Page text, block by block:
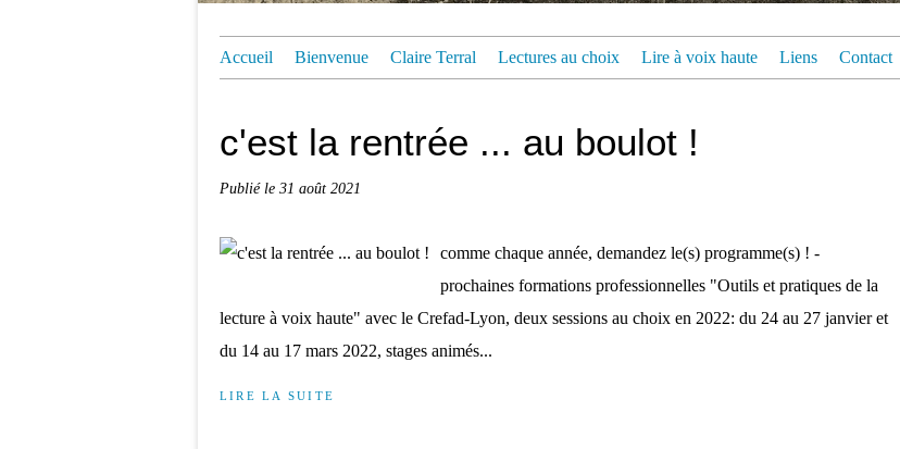
Accueil Bienvenue Claire Terral Lectures au choix Lire à voix haute Liens Contact
c'est la rentrée ... au boulot !
Publié le 31 août 2021
comme chaque année, demandez le(s) programme(s) ! -
prochaines formations professionnelles "Outils et pratiques de la
lecture à voix haute" avec le Crefad-Lyon, deux sessions au choix en 2022: du 24 au 27 janvier et
du 14 au 17 mars 2022, stages animés...
LIRE LA SUITE